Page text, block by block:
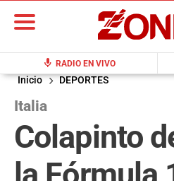
mic RADIO EN VIVO
Inicio DEPORTES
Italia
Colapinto